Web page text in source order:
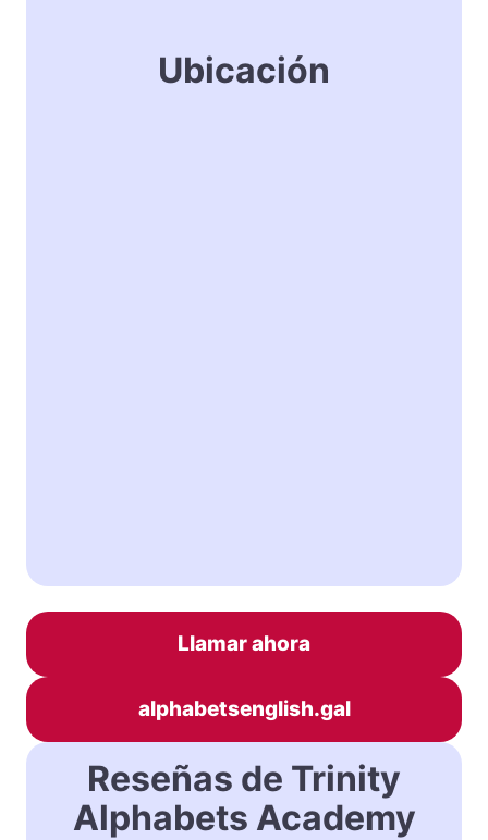
Ubicación
Llamar ahora
alphabetsenglish.gal
Reseñas de Trinity
Alphabets Academy